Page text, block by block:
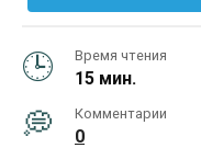
Время чтения
15 мин.
Комментарии
0